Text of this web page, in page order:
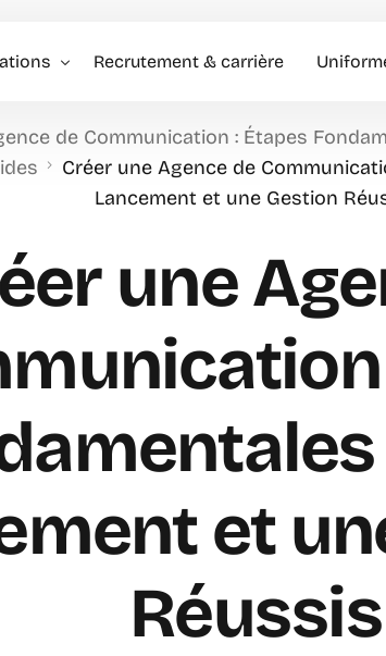
événementiel & Hôtes
Recrutement & carrière
de Communication : Étapes
Créer une Agence de
Lancement et une Gestion
une
et
Réussis